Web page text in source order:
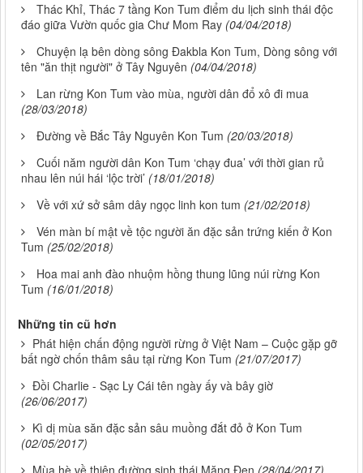
Thác Khỉ, Thác 7 tầng Kon Tum điểm du lịch sinh thái độc
đáo giữa Vườn quốc gia Chư Mom Ray (04/04/2018)
Chuyện lạ bên dòng sông Đakbla Kon Tum, Dòng sông với
tên "ăn thịt người" ở Tây Nguyên (04/04/2018)
Lan rừng Kon Tum vào mùa, người dân đổ xô đi mua
(28/03/2018)
Đường về Bắc Tây Nguyên Kon Tum (20/03/2018)
Cuối năm người dân Kon Tum ‘chạy đua’ với thời gian rủ
nhau lên núi hái ‘lộc trời’ (18/01/2018)
Về với xứ sở sâm dây ngọc linh kon tum (21/02/2018)
Vén màn bí mật về tộc người ăn đặc sản trứng kiến ở Kon
Tum (25/02/2018)
Hoa mai anh đào nhuộm hồng thung lũng núi rừng Kon
Tum (16/01/2018)
Những tin cũ hơn
Phát hiện chấn động người rừng ở Việt Nam – Cuộc gặp gỡ
bất ngờ chốn thâm sâu tại rừng Kon Tum (21/07/2017)
Đồi Charlie - Sạc Ly Cái tên ngày ấy và bây giờ
(26/06/2017)
Kì dị mùa săn đặc sản sâu muồng đắt đỏ ở Kon Tum
(02/05/2017)